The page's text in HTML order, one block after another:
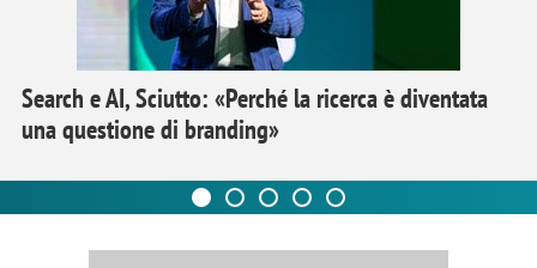
Search e AI, Sciutto: «Perché la ricerca è diventata
una questione di branding»